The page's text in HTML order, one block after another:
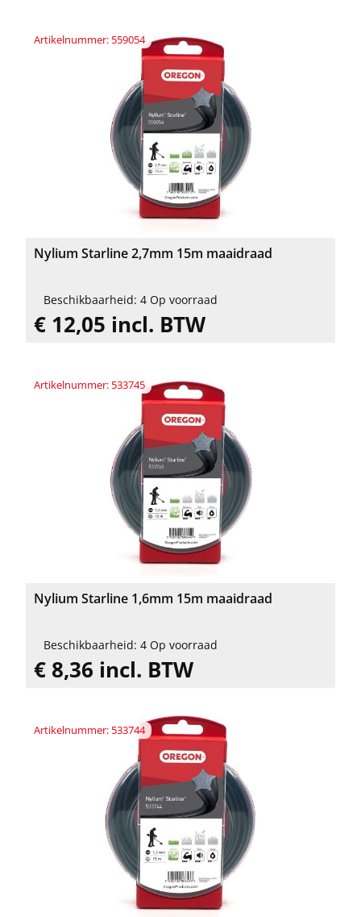
Artikelnummer: 559054
Nylium Starline 2,7mm 15m maaidraad
Beschikbaarheid: 4 Op voorraad
€ 12,05 incl. BTW
Artikelnummer: 533745
Nylium Starline 1,6mm 15m maaidraad
Beschikbaarheid: 4 Op voorraad
€ 8,36 incl. BTW
Artikelnummer: 533744